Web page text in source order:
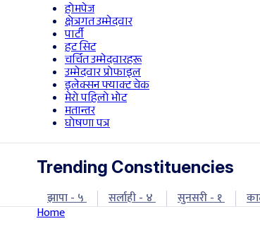
होमपेज
क्षेत्रगत उम्मेदवार
पार्टी
हट सिट
चर्चित उम्मेदवारहरू
उम्मेदवार प्रोफाइल
इलेक्सन फ्याक्ट चेक
मेरो पहिलो भोट
मतान्तर
घोषणा पत्र
Trending Constituencies
झापा - ५ सर्लाही - ४ सुनसरी - १
Home